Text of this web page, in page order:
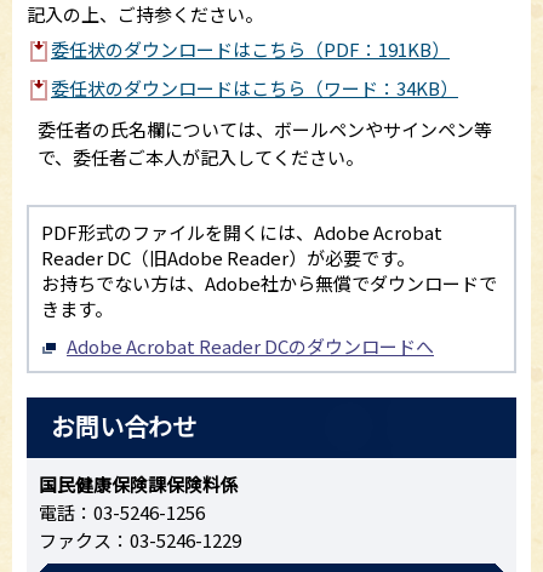
記入の上、ご持参ください。
委任状のダウンロードはこちら（PDF：191KB）
委任状のダウンロードはこちら（ワード：34KB）
委任者の氏名欄については、ボールペンやサインペン等
で、委任者ご本人が記入してください。
PDF形式のファイルを開くには、Adobe Acrobat
Reader DC（旧Adobe Reader）が必要です。
お持ちでない方は、Adobe社から無償でダウンロードで
きます。
Adobe Acrobat Reader DCのダウンロードへ
お問い合わせ
国民健康保険課保険料係
電話：03-5246-1256
ファクス：03-5246-1229